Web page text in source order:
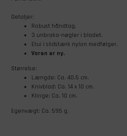
Detaljer:
Robust håndtag.
3 unbrako-nøgler i bladet.
Etui i slidstærk nylon medfølger.
Varen er ny.
Størrelse:
Længde: Ca. 40,5 cm.
Knivblad: Ca. 14 x 10 cm.
Klinge: Ca. 10 cm.
Egenvægt: Ca. 595 g.